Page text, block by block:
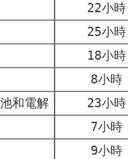
22小時
25小時
18小時
8小時
和電解
23小時
7小時
9小時